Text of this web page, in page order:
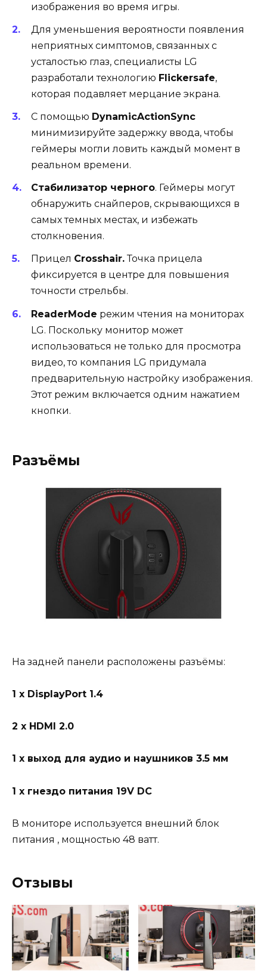
изображения во время игры.
Для уменьшения вероятности появления
неприятных симптомов, связанных с
усталостью глаз, специалисты LG
разработали технологию Flickersafe,
которая подавляет мерцание экрана.
С помощью DynamicActionSync
минимизируйте задержку ввода, чтобы
геймеры могли ловить каждый момент в
реальном времени.
Стабилизатор черного. Геймеры могут
обнаружить снайперов, скрывающихся в
самых темных местах, и избежать
столкновения.
Прицел Crosshair.Точка прицела
фиксируется в центре для повышения
точности стрельбы.
ReaderMode режим чтения на мониторах
LG. Поскольку монитор может
использоваться не только для просмотра
видео, то компания LG придумала
предварительную настройку изображения.
Этот режим включается одним нажатием
кнопки.
Разъёмы
На задней панели расположены разъёмы:
1 x DisplayPort 1.4
2 x HDMI 2.0
1 x выход для аудио и наушников 3.5 мм
1 x гнездо питания 19V DC
В мониторе используется внешний блок
питания , мощностью 48 ватт.
Отзывы